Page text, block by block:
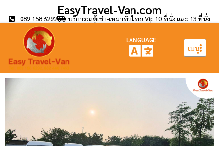
EasyTravel-Van.com
089 158 6292 บริการรถตู้เช่า-เหมาทั่วไทย Vip 10 ที่นั่ง และ 13 ที่นั่ง
เมนู
LANGUAGE